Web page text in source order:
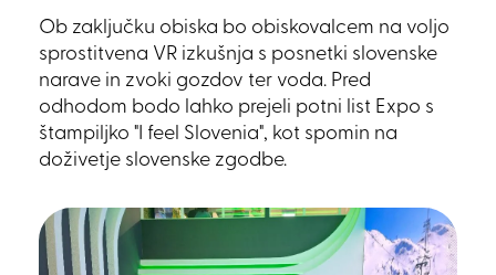
Ob zaključku obiska bo obiskovalcem na voljo
sprostitvena VR izkušnja s posnetki slovenske
narave in zvoki gozdov ter voda. Pred
odhodom bodo lahko prejeli potni list Expo s
štampiljko "I feel Slovenia", kot spomin na
doživetje slovenske zgodbe.